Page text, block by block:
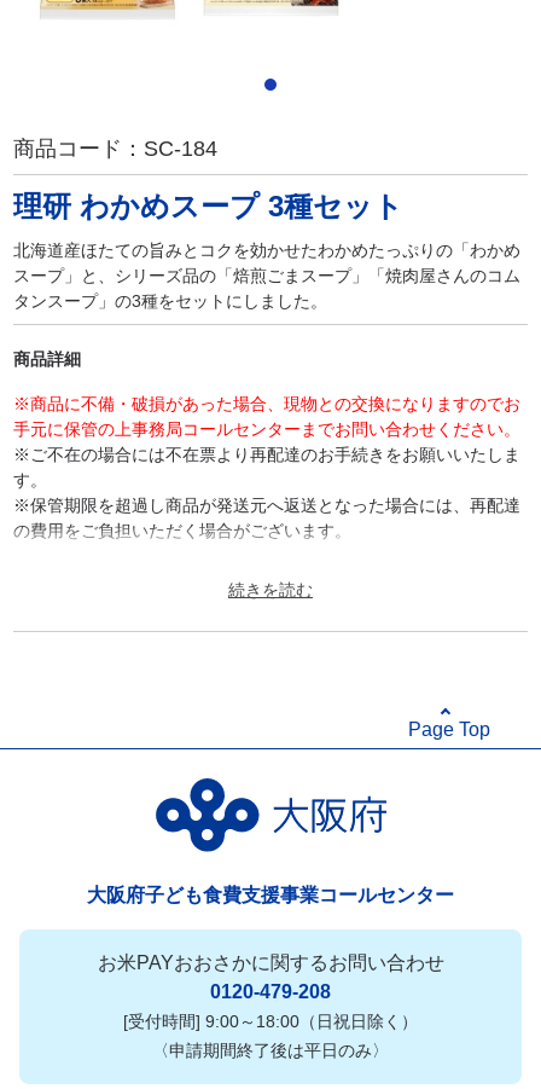
商品コード： SC-184
理研 わかめスープ 3種セット
北海道産ほたての旨みとコクを効かせたわかめたっぷりの「わかめ
スープ」と、シリーズ品の「焙煎ごまスープ」「焼肉屋さんのコム
タンスープ」の3種をセットにしました。
商品詳細
※商品に不備・破損があった場合、現物との交換になりますのでお
手元に保管の上事務局コールセンターまでお問い合わせください。
※ご不在の場合には不在票より再配達のお手続きをお願いいたしま
す。
※保管期限を超過し商品が発送元へ返送となった場合には、再配達
の費用をご負担いただく場合がございます。
セット内容：わかめスープ3袋入×10、わかめスープ 焙煎ごまスー
×10
アレルゲン(28品目中)：卵、乳成分、小麦、牛肉、大豆、豚肉、ご
Page Top
大阪府子ども食費支援事業コールセンター
お米PAYおおさかに関するお問い合わせ
0120-479-208
[受付時間] 9:00～18:00（日祝日除く）
〈申請期間終了後は平日のみ〉